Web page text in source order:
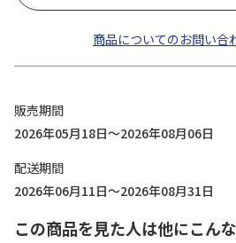
商品についてのお問い合
販売期間
2026年05月18日～2026年08月06日
配送期間
2026年06月11日～2026年08月31日
この商品を見た人は他にこん